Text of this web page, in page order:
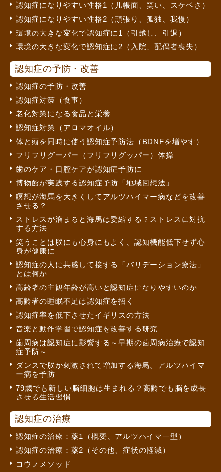
認知症になりやすい性格1（几帳面、笑い、スケベさ）
認知症になりやすい性格2（頑張り、孤独、我慢）
環境の大きな変化で認知症に1（引越し、引退）
環境の大きな変化で認知症に2（入院、配偶者喪失）
認知症の予防・改善
認知症の予防・改善
認知症対策（食事）
老化対策になる食品と栄養
認知症対策（アロマオイル）
体と頭を同時に使う認知症予防法（BDNFを増やす）
フリフリグーパー（フリフリグッパー）体操
歯のケア・口腔ケアが認知症予防に
博物館が実践する認知症予防「地域回想法」
瞑想が海馬を大きくしてアルツハイマー病などを改善
させる？
ストレスが溜まると海馬は委縮する？ストレスに対抗
する方法
笑うことは脳にも心身にもよく、認知機能低下せず心
身が健康に
認知症の人に共感して接する「バリデーション療法」
とは何か
高齢者の主観年齢が高いと認知症になりやすいのか
高齢者の睡眠不足は認知症を招く
認知症率を低下させたイギリスの方法
音楽と動作学習で認知症を改善する研究
歯周病は認知症に影響する～早期の歯周病治療で認知
症予防～
ダンスで脳が刺激されて増加する海馬。アルツハイマ
ー病を予防
79歳でも新しい脳細胞は生まれる？高齢でも脳を成長
させる生活習慣
認知症の治療
認知症の治療：薬1（概要、アルツハイマー型）
認知症の治療：薬2（その他、症状の軽減）
コウノメソッド